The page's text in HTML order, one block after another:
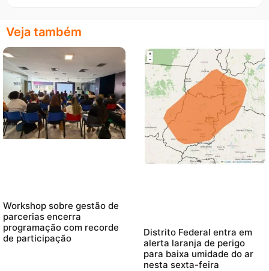
Veja também
Workshop sobre gestão de
parcerias encerra
programação com recorde
de participação
Distrito Federal entra em
alerta laranja de perigo
para baixa umidade do ar
nesta sexta-feira